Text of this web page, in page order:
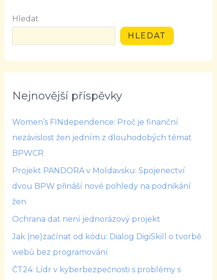
Hledat
HLEDAT
Nejnovější příspěvky
Women’s FINdependence: Proč je finanční
nezávislost žen jedním z dlouhodobých témat
BPWCR
Projekt PANDORA v Moldavsku: Spojenectví
dvou BPW přináší nové pohledy na podnikání
žen
Ochrana dat není jednorázový projekt
Jak (ne)začínat od kódu: Dialog DigiSkill o tvorbě
webů bez programování
ČT24: Lídr v kyberbezpečnosti s problémy s